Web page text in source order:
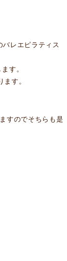
レエピラティス
す。
す。
すのでそちらも是